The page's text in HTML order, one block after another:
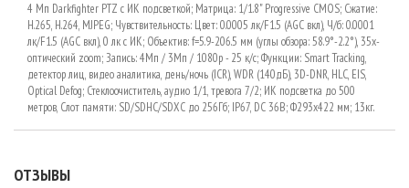
4 Мп Darkfighter PTZ с ИК подсветкой; Матрица: 1/1.8" Progressive CMOS; Сжатие:
H.265, H.264, MJPEG; Чувствительность: Цвет: 0.0005 лк/F1.5 (AGC вкл), Ч/б: 0.0001
лк/F1.5 (AGC вкл), 0 лк с ИК; Объектив: f=5.9-206.5 мм (углы обзора: 58.9°-2.2°), 35x-
оптический zoom; Запись: 4Мп / 3Мп / 1080р - 25 к/с; Функции: Smart Tracking,
детектор лиц, видео аналитика, день/ночь (ICR), WDR (140дБ), 3D-DNR, HLC, EIS,
Optical Defog; Стеклоочиститель, аудио 1/1, тревога 7/2; ИК подсветка до 500
метров, Cлот памяти: SD/SDHC/SDXC до 256Гб; IP67, DC 36В; Ф293x422 мм; 13кг.
ОТЗЫВЫ